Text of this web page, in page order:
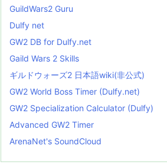
GuildWars2 Guru
Dulfy net
GW2 DB for Dulfy.net
Gaild Wars 2 Skills
ギルドウォーズ2 日本語wiki(非公式)
GW2 World Boss Timer (Dulfy.net)
GW2 Specialization Calculator (Dulfy)
Advanced GW2 Timer
ArenaNet's SoundCloud